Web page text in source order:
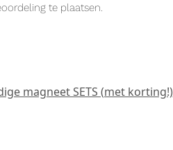
te plaatsen.
magneet SETS (met korting!)